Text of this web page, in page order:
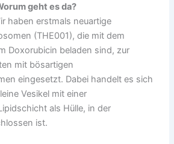
geht es da?
haben erstmals neuartige
(THE001), die mit dem
Doxorubicin beladen sind, zur
mit bösartigen
eingesetzt. Dabei handelt es sich
Vesikel mit einer
als Hülle, in der
ist.